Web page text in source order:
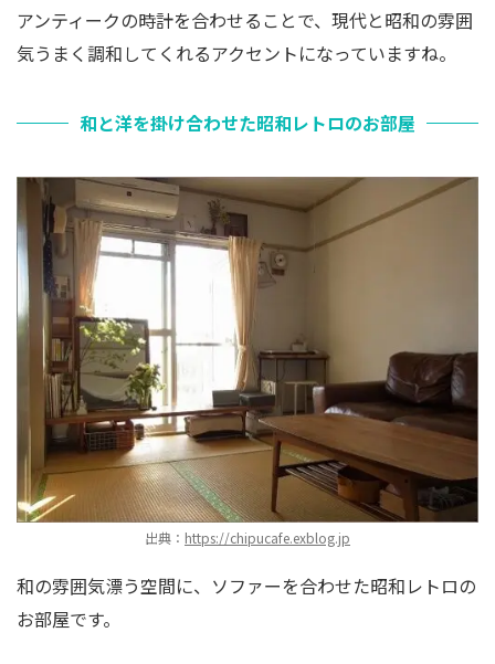
アンティークの時計を合わせることで、現代と昭和の雰囲
気うまく調和してくれるアクセントになっていますね。
和と洋を掛け合わせた昭和レトロのお部屋
出典： https://chipucafe.exblog.jp
和の雰囲気漂う空間に、ソファーを合わせた昭和レトロの
お部屋です。